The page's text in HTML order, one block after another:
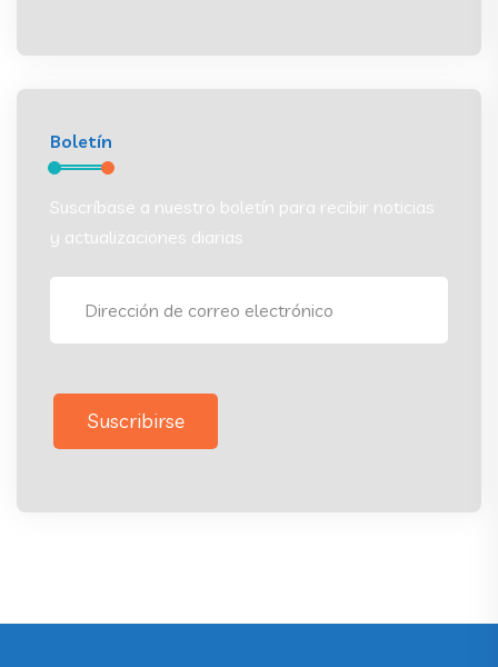
Boletín
Suscríbase a nuestro boletín para recibir noticias
y actualizaciones diarias
Suscribirse